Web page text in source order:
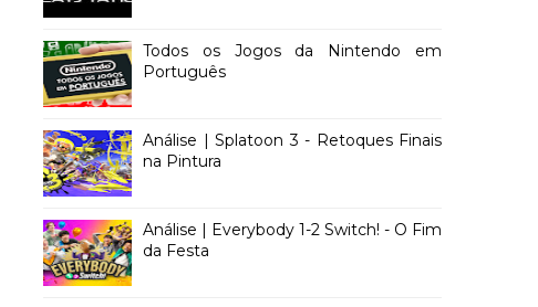
Todos os Jogos da Nintendo em
Português
Análise | Splatoon 3 - Retoques Finais
na Pintura
Análise | Everybody 1-2 Switch! - O Fim
da Festa